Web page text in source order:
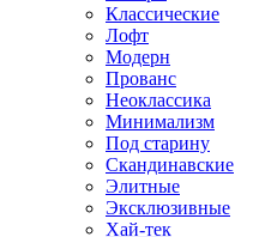
Классические
Лофт
Модерн
Прованс
Неоклассика
Минимализм
Под старину
Скандинавские
Элитные
Эксклюзивные
Хай-тек